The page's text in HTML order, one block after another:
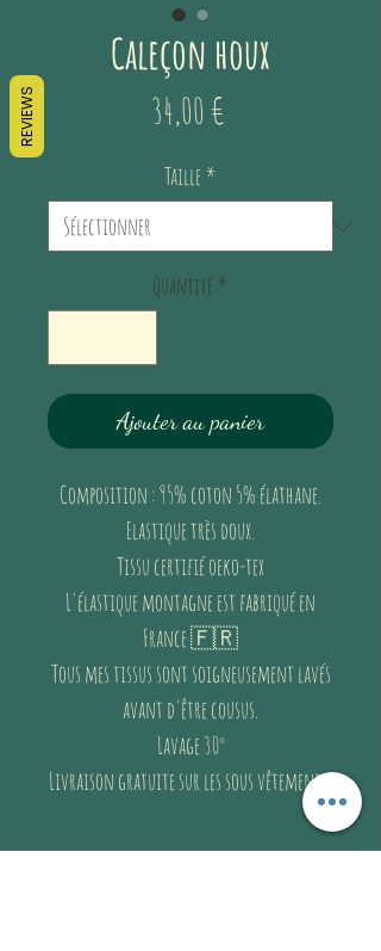
Caleçon houx
34,00 €
Taille *
Quantité *
Ajouter au panier
Composition : 95% coton 5% élathane.
Elastique très doux.
Tissu certifié oeko-tex
L'élastique montagne est fabriqué en
France 🇫🇷
Tous mes tissus sont soigneusement lavés
avant d'être cousus.
Lavage 30°
Livraison gratuite sur les sous vêtements!
REVIEWS